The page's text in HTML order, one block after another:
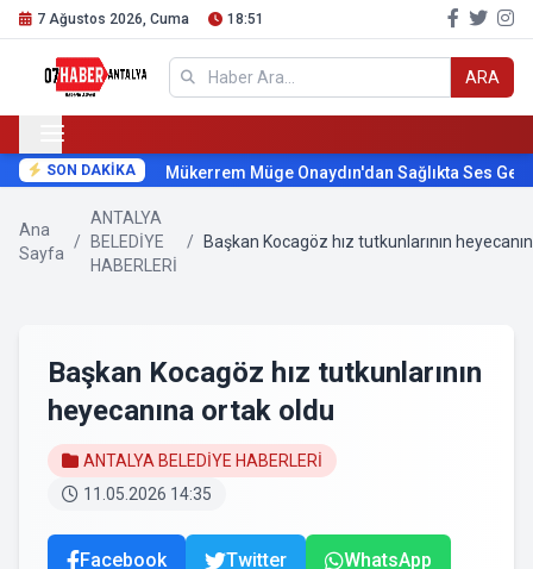
7 Ağustos 2026, Cuma 18:51
ARA
SON DAKİKA Mükerrem Müge Onaydın'dan Sağlıkta Ses
Ana
Sayfa
/
ANTALYA
BELEDİYE
HABERLERİ
/ Başkan Kocagöz hız tutkunlarının
Başkan Kocagöz hız tutkunlarının
heyecanına ortak oldu
ANTALYA BELEDİYE HABERLERİ
11.05.2026 14:35
Facebook Twitter WhatsApp